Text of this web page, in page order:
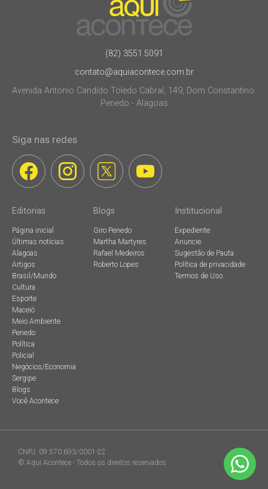
(82) 3551.5091
contato@aquiacontece.com.br
Avenida Antonio Candido Toledo Cabral, 149, Dom Constantino.
Penedo - Alagoas
Siga nas redes
Editorias
Página inicial
Últimas notícias
Alagoas
Artigos
Brasil/Mundo
Cultura
Esporte
Maceió
Meio Ambiente
Penedo
Política
Policial
Negócios/Economia
Sergipe
Blogs
Você Acontece
Blogs
Giro Penedo
Martha Martyres
Rafael Medeiros
Roberto Lopes
Institucional
Expediente
Anuncie
Sugestão de Pauta
Política de privacidade
Termos de Uso
CNPJ: 09.570.693/0001-22
© Aqui Acontece - Todos os direitos reservados